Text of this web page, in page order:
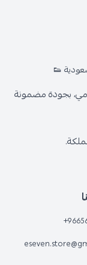
👟
بجودة مضمونة